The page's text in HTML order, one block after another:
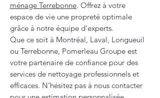
ménage Terrebonne. Offrez à votre
espace de vie une propreté optimale
grâce à notre équipe d’experts.
Que ce soit à Montréal, Laval, Longueuil
ou Terrebonne, Pomerleau Groupe est
votre partenaire de confiance pour des
services de nettoyage professionnels et
efficaces. N’hésitez pas à nous contacter